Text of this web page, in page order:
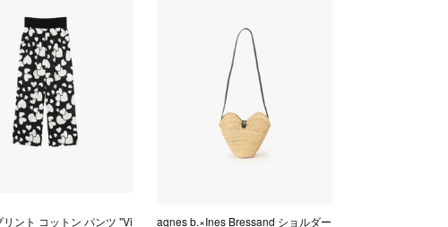
リント コットン パンツ "Vi
agnes b.×Ines Bressand ショルダー